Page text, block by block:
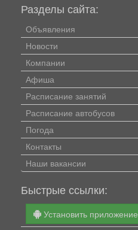
Разделы сайта:
Объявления
Новости
Компании
Афиша
Расписание занятий
Расписание автобусов
Погода
Контакты
Наши вакансии
Быстрые ссылки:
Установить приложение